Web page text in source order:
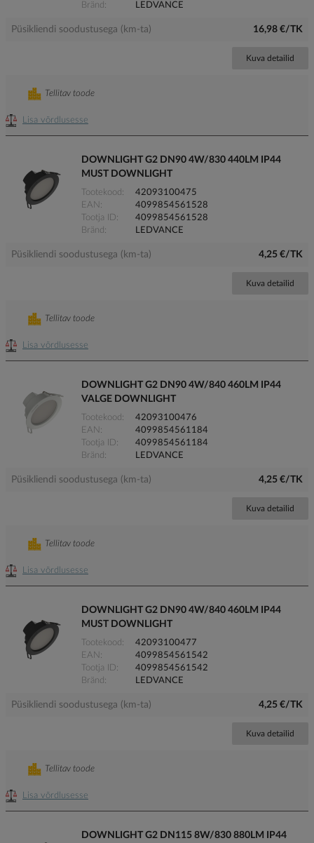
Bränd
LEDVANCE
Püsikliendi soodustusega (km-ta) 16,98 €/TK
Kuva detailid
Lisa võrdlusesse
Tellitav toode
DOWNLIGHT G2 DN90 4W/830 440LM IP44
MUST DOWNLIGHT
Tootekood
42093100475
EAN
4099854561528
Tootja ID
4099854561528
Bränd
LEDVANCE
Püsikliendi soodustusega (km-ta) 4,25 €/TK
Kuva detailid
Lisa võrdlusesse
Tellitav toode
DOWNLIGHT G2 DN90 4W/840 460LM IP44
VALGE DOWNLIGHT
Tootekood
42093100476
EAN
4099854561184
Tootja ID
4099854561184
Bränd
LEDVANCE
Püsikliendi soodustusega (km-ta) 4,25 €/TK
Kuva detailid
Lisa võrdlusesse
Tellitav toode
DOWNLIGHT G2 DN90 4W/840 460LM IP44
MUST DOWNLIGHT
Tootekood
42093100477
EAN
4099854561542
Tootja ID
4099854561542
Bränd
LEDVANCE
Püsikliendi soodustusega (km-ta) 4,25 €/TK
Kuva detailid
Lisa võrdlusesse
Tellitav toode
DOWNLIGHT G2 DN115 8W/830 880LM IP44